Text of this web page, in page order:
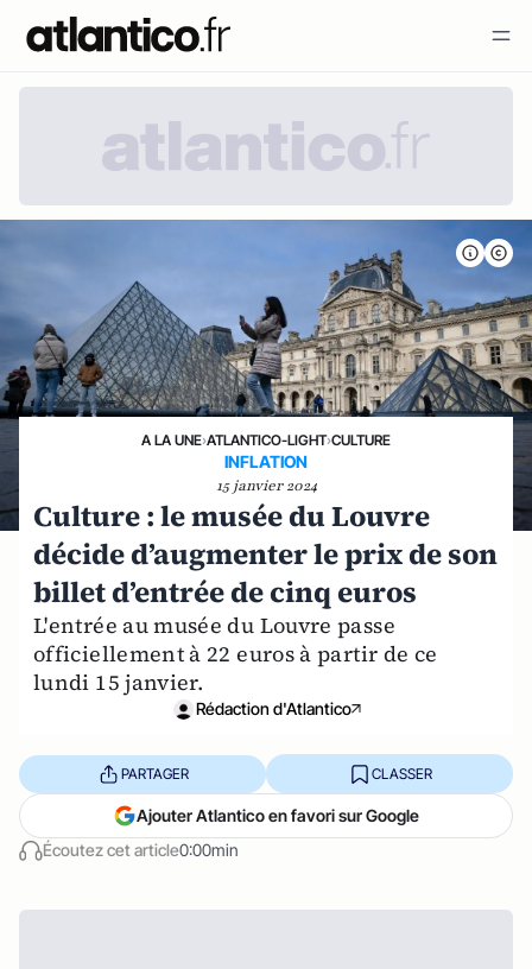
A LA UNE›ATLANTICO-LIGHT›CULTURE
INFLATION
15 janvier 2024
Culture : le musée du Louvre
décide d’augmenter le prix de son
billet d’entrée de cinq euros
L'entrée au musée du Louvre passe
officiellement à 22 euros à partir de ce
lundi 15 janvier.
Rédaction d'Atlantico
Écoutez cet article0:00min
PARTAGER CLASSER
Ajouter Atlantico en favori sur Google